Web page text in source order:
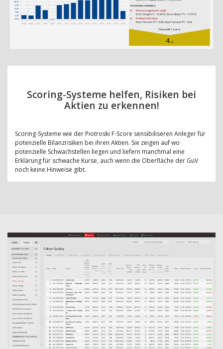
Scoring-Systeme helfen, Risiken bei
Aktien zu erkennen!
Scoring-Systeme wie der Piotroski F-Score sensibiliseren Anleger für
potenzielle Bilanzrisiken bei ihren Aktien. Sie zeigen auf wo
potenzielle Schwachstellen liegen und liefern manchmal eine
Erklärung für schwache Kurse, auch wenn die Oberfläche der GuV
noch keine Hinweise gibt.